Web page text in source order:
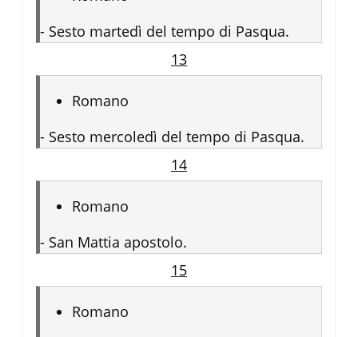
- Sesto martedì del tempo di Pasqua.
13
Romano
- Sesto mercoledì del tempo di Pasqua.
14
Romano
- San Mattia apostolo.
15
Romano